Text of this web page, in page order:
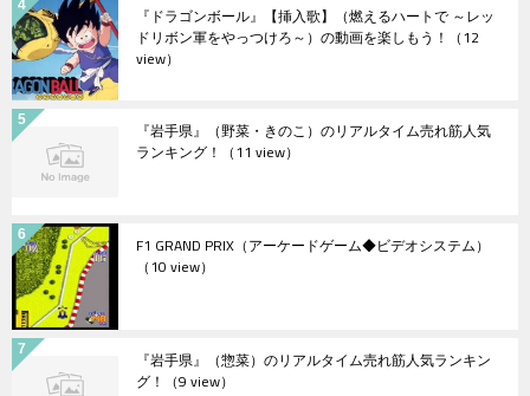
『ドラゴンボール』【挿入歌】（燃えるハートで ～レッ
ドリボン軍をやっつけろ～）の動画を楽しもう！ （12
view）
『岩手県』（野菜・きのこ）のリアルタイム売れ筋人気
ランキング！ （11 view）
F1 GRAND PRIX（アーケードゲーム◆ビデオシステム）
（10 view）
『岩手県』（惣菜）のリアルタイム売れ筋人気ランキン
グ！ （9 view）